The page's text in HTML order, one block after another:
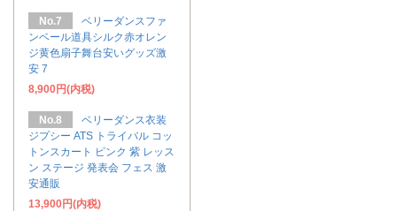
No.7
ベリーダンスファ
ンベール道具シルク赤オレン
ジ黄色扇子舞台安いグッズ激
安 7
8,900円(内税)
No.8
ベリーダンス衣装
ジプシー ATS トライバル コッ
トンスカート ピンク 紫 レッス
ン ステージ 発表会 フェス 激
安通販
13,900円(内税)